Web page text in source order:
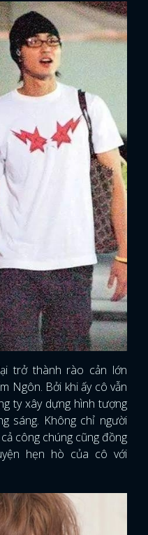
trở thành rào cản lớn
Ngôn. Bởi khi ấy cô vẫn
ty xây dựng hình tượng
sáng. Không chỉ người
công chúng cũng đồng
hẹn hò của cô với